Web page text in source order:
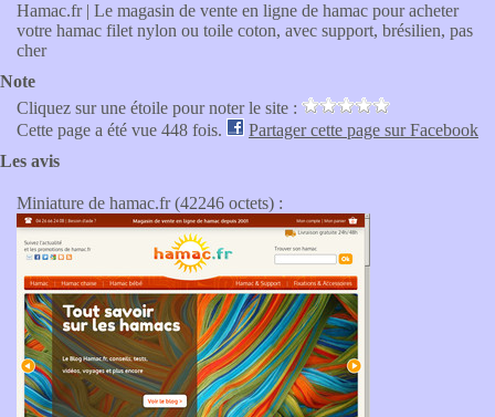
Hamac.fr | Le magasin de vente en ligne de hamac pour acheter
votre hamac filet nylon ou toile coton, avec support, brésilien, pas
cher
Note
Cliquez sur une étoile pour noter le site :
Cette page a été vue 448 fois.
Partager cette page sur Facebook
Les avis
Miniature de hamac.fr (42246 octets) :